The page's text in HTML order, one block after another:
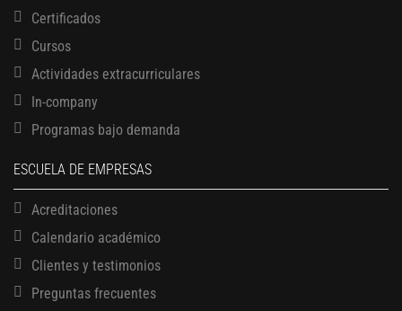
Certificados
Cursos
Actividades extracurriculares
In-company
Programas bajo demanda
ESCUELA DE EMPRESAS
Acreditaciones
Calendario académico
Clientes y testimonios
Preguntas frecuentes